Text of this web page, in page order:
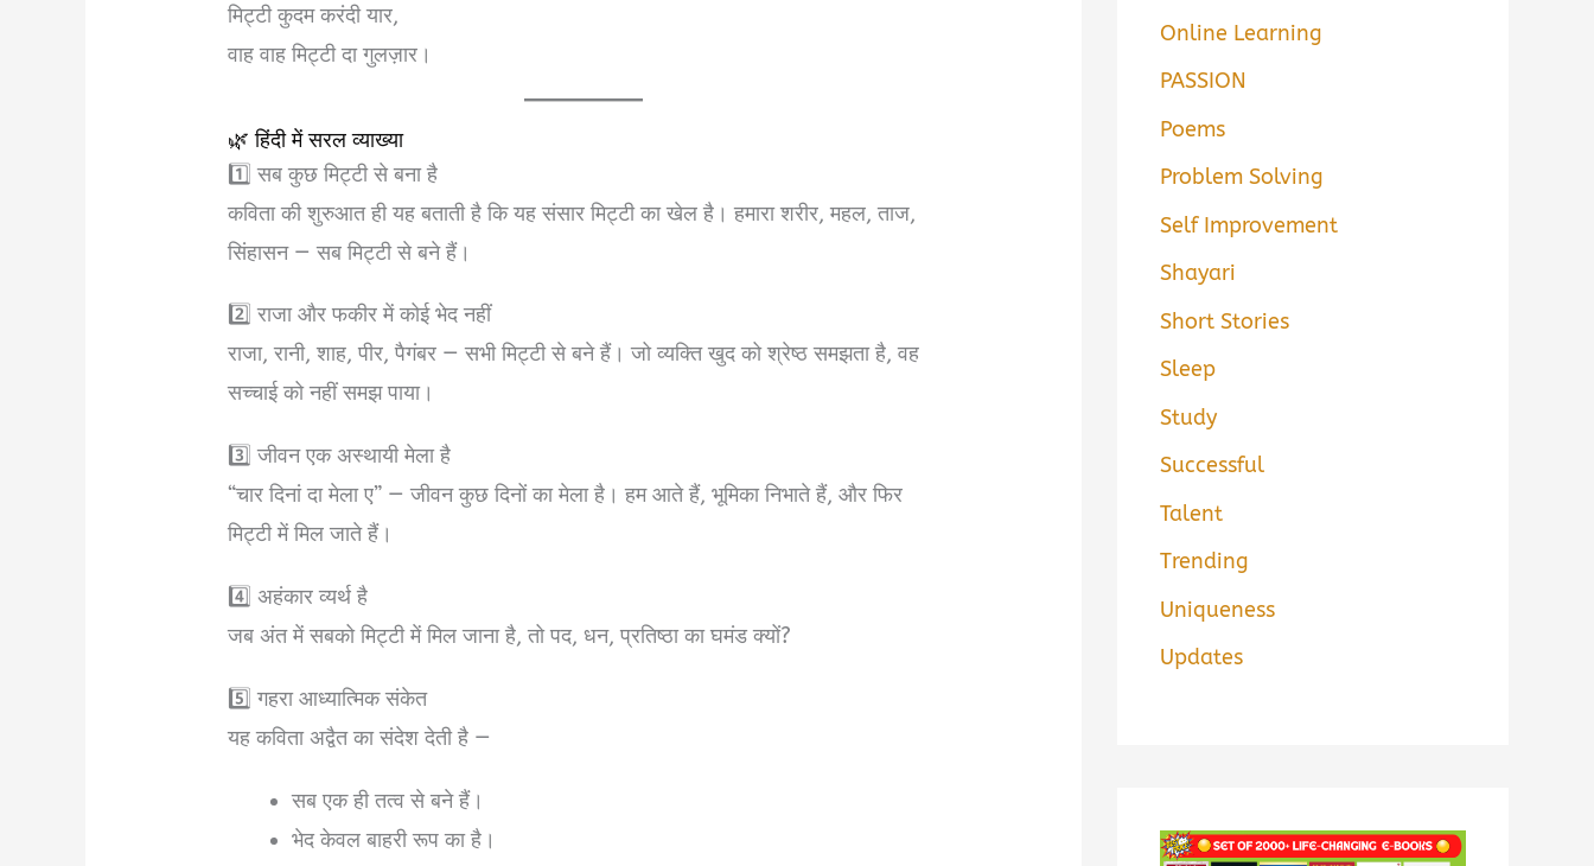
मिट्टी कुदम करंदी यार,
वाह वाह मिट्टी दा गुलज़ार।
🌿 हिंदी में सरल व्याख्या
1️⃣ सब कुछ मिट्टी से बना है
कविता की शुरुआत ही यह बताती है कि यह संसार मिट्टी का खेल है। हमारा शरीर, महल, ताज,
सिंहासन — सब मिट्टी से बने हैं।
2️⃣ राजा और फकीर में कोई भेद नहीं
राजा, रानी, शाह, पीर, पैगंबर — सभी मिट्टी से बने हैं। जो व्यक्ति खुद को श्रेष्ठ समझता है, वह
सच्चाई को नहीं समझ पाया।
3️⃣ जीवन एक अस्थायी मेला है
“चार दिनां दा मेला ए” — जीवन कुछ दिनों का मेला है। हम आते हैं, भूमिका निभाते हैं, और फिर
मिट्टी में मिल जाते हैं।
4️⃣ अहंकार व्यर्थ है
जब अंत में सबको मिट्टी में मिल जाना है, तो पद, धन, प्रतिष्ठा का घमंड क्यों?
5️⃣ गहरा आध्यात्मिक संकेत
यह कविता अद्वैत का संदेश देती है —
सब एक ही तत्व से बने हैं।
भेद केवल बाहरी रूप का है।
Online Learning
PASSION
Poems
Problem Solving
Self Improvement
Shayari
Short Stories
Sleep
Study
Successful
Talent
Trending
Uniqueness
Updates